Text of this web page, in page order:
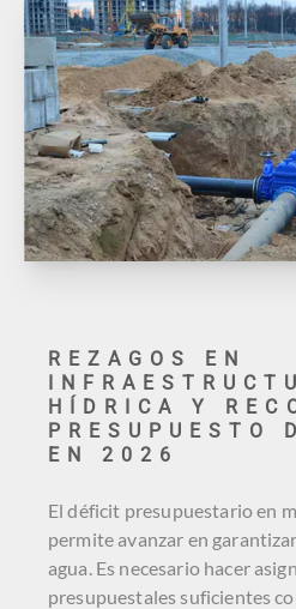
REZAGOS EN
HÍDRICA Y
PRESUPUESTO
EN 2026
El déficit presupuestario en
permite avanzar en
agua. Es necesario hacer
presupuestales suficientes